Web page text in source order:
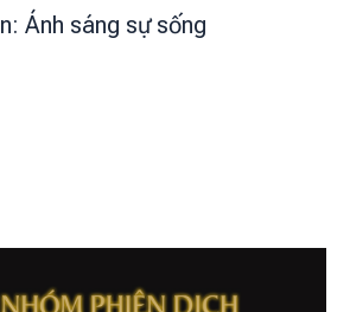
Ánh sáng sự sống